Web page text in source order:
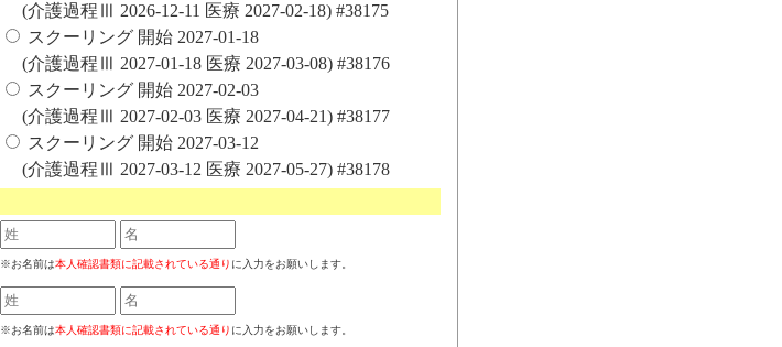
(介護過程Ⅲ 2026-12-11 医療 2027-02-18) #38175
スクーリング 開始 2027-01-18
(介護過程Ⅲ 2027-01-18 医療 2027-03-08) #38176
スクーリング 開始 2027-02-03
(介護過程Ⅲ 2027-02-03 医療 2027-04-21) #38177
スクーリング 開始 2027-03-12
(介護過程Ⅲ 2027-03-12 医療 2027-05-27) #38178
※お名前は本人確認書類に記載されている通り に入力をお願いします。
※お名前は本人確認書類に記載されている通り に入力をお願いします。